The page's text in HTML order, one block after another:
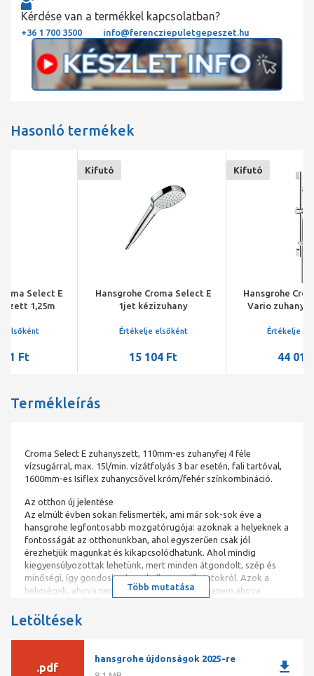
Kérdése van a termékkel kapcsolatban?
+36 1 700 3500 info@ferencziepuletgepeszet.hu
Hasonló termékek
Hansgrohe Croma Select E
1jet kézizuhany
Hansgrohe Croma Select E
Vario zuhanyszett 0,65m
Termékleírás
Croma Select E zuhanyszett, 110mm-es zuhanyfej 4 féle
vízsugárral, max. 15l/min. vízátfolyás 3 bar esetén, fali tartóval,
1600mm-es Isiflex zuhanycsővel króm/fehér színkombináció.
Az otthon új jelentése
Az elmúlt évben sokan felismerték, ami már sok-sok éve a
hansgrohe legfontosabb mozgatórugója: azoknak a helyeknek a
fontosságát az otthonunkban, ahol egyszerűen csak jól
érezhetjük magunkat és kikapcsolódhatunk. Ahol mindig
kiegyensúlyozottak lehetünk, mert minden átgondolt, szép és
minőségi, így gondoskodva a kellemes pillanatokról. Azok a
helyiségek, ahova nem visszavonulnunk kell, hanem ahova
jó úton járunk. Mindig támogatjuk Önt, a digitális és a valós
életben egyaránt, és ez a jövőben is így marad.
Több mutatása
Letöltések
.pdf
hansgrohe újdonságok 2025-re
download